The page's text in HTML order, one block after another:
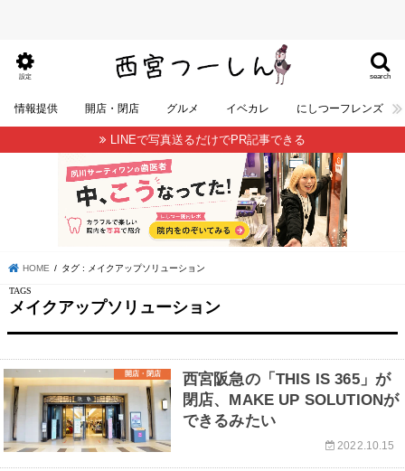
search
設定
情報提供 開店・閉店 グルメ イベカレ にしつーフレンズ
LINEで写真送るだけでPR記事できる
HOME タグ : メイクアップソリューション
メイクアップソリューション
開店・閉店
西宮阪急の「THIS IS 365」が
閉店、MAKE UP SOLUTIONが
できるみたい
2022.10.15